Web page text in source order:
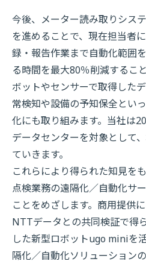
今後、メーター読み取りシス
を進めることで、現在担当者
録・報告作業まで自動化範囲
る時間を最大80％削減するこ
ボットやセンサーで取得した
常検知や設備の予知保全とい
化にも取り組みます。当社は
データセンターを対象として
ていきます。
これらにより得られた知見を
点検業務の遠隔化／自動化サ
ことをめざします。商用提供
NTTデータとの共同検証で得
した新型ロボットugo miniを
隔化／自動化ソリューション